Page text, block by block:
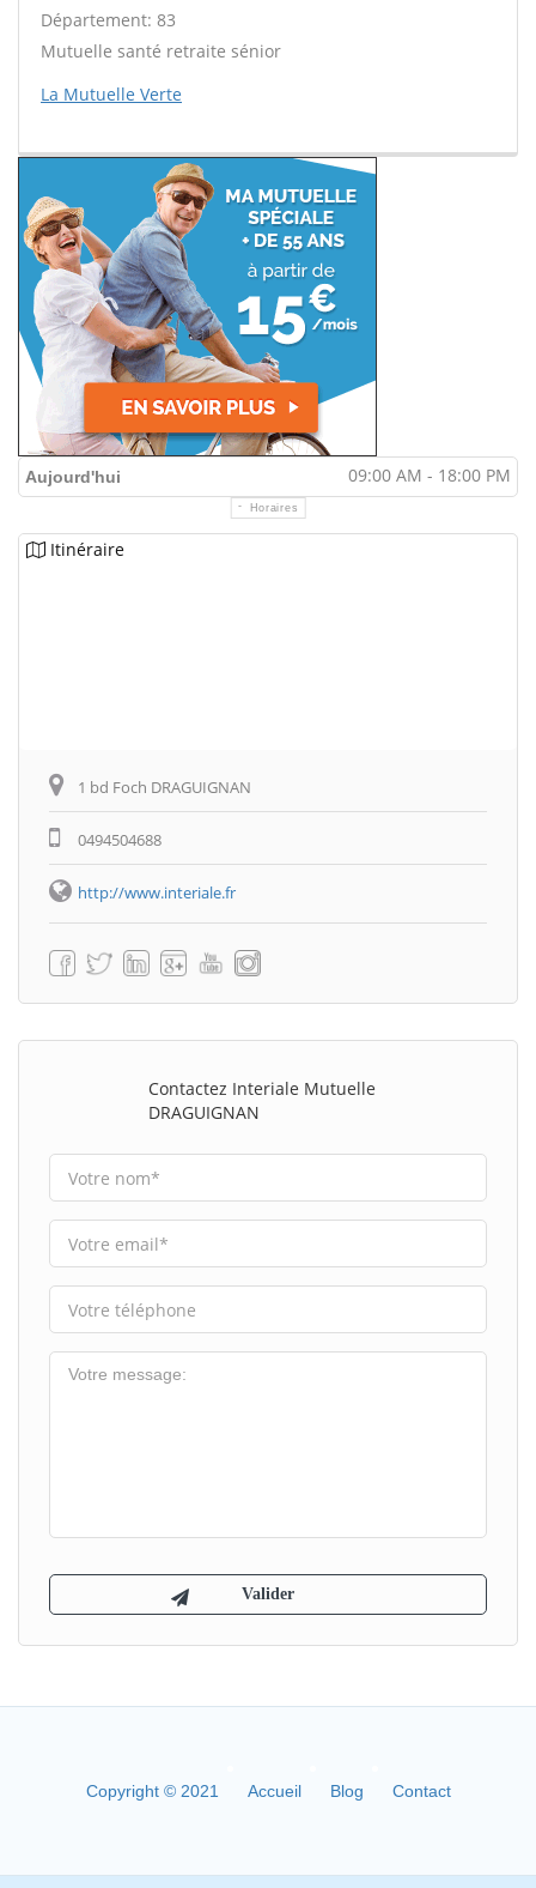
Département: 83
Mutuelle santé retraite sénior
La Mutuelle Verte
Aujourd'hui 09:00 AM - 18:00 PM
Horaires
Itinéraire
1 bd Foch DRAGUIGNAN
0494504688
http://www.interiale.fr
Contactez Interiale Mutuelle
DRAGUIGNAN
Copyright © 2021 Accueil Blog Contact